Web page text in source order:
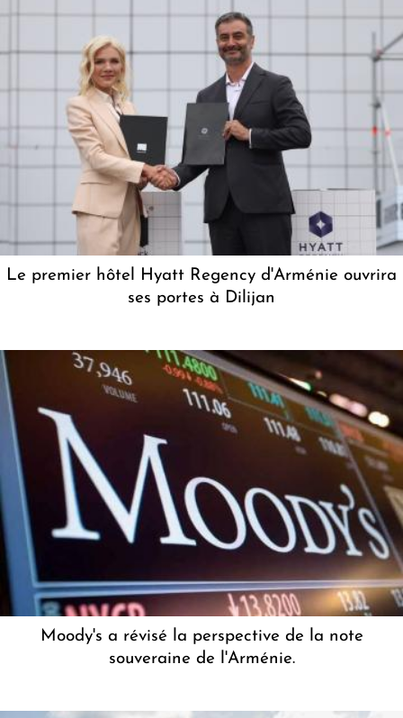
Le premier hôtel Hyatt Regency d'Arménie ouvrira
ses portes à Dilijan
Moody's a révisé la perspective de la note
souveraine de l'Arménie.